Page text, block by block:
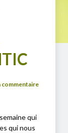
commentaire
qui
qui nous